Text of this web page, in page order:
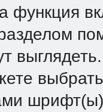
функция
выглядеть.
выбрать
шрифт(ы)